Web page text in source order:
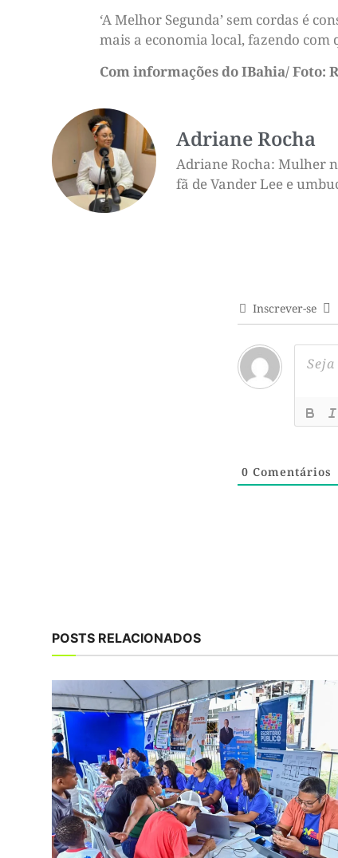
‘A Melhor Segunda’ sem cordas é
mais a economia local, fazendo
Com informações do IBahia/ Foto:
Adriane Rocha
Adriane Rocha: Mulher
fã de Vander Lee e
Inscrever-se
0 Comentários
POSTS RELACIONADOS